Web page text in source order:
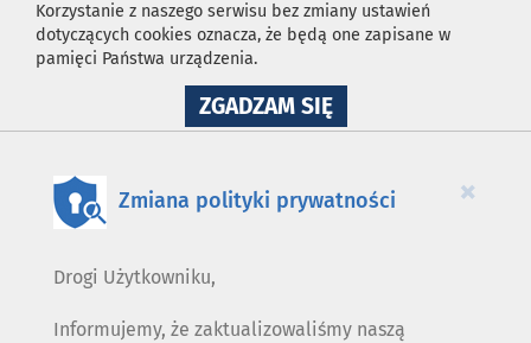
Korzystanie z naszego serwisu bez zmiany ustawień
dotyczących cookies oznacza, że będą one zapisane w
pamięci Państwa urządzenia.
ZGADZAM SIĘNA
WYKORZYSTANIE
×
Zmiana polityki prywatności
Drogi Użytkowniku,
Informujemy, że zaktualizowaliśmy naszą